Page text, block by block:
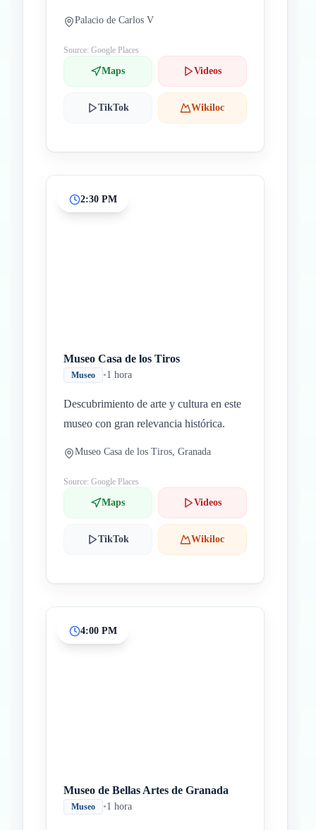
Palacio de Carlos V
Source: Google Places
Maps Videos
TikTok Wikiloc
2:30 PM
Museo Casa de los Tiros
Museo •1 hora
Descubrimiento de arte y cultura en este
museo con gran relevancia histórica.
Museo Casa de los Tiros, Granada
Source: Google Places
Maps Videos
TikTok Wikiloc
4:00 PM
Museo de Bellas Artes de Granada
Museo •1 hora